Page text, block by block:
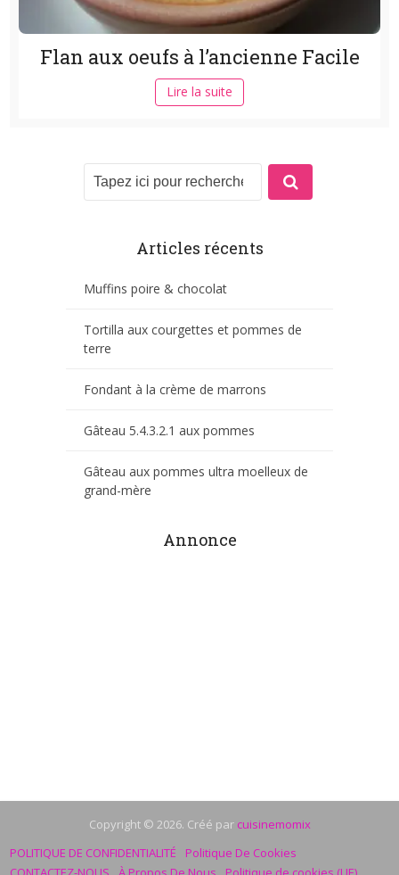
Flan aux oeufs à l’ancienne Facile
Lire la suite
Articles récents
Muffins poire & chocolat
Tortilla aux courgettes et pommes de
terre
Fondant à la crème de marrons
Gâteau 5.4.3.2.1 aux pommes
Gâteau aux pommes ultra moelleux de
grand-mère
Annonce
Copyright © 2026. Créé par cuisinemomix
POLITIQUE DE CONFIDENTIALITÉ
Politique De Cookies